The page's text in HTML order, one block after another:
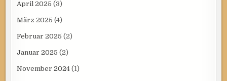
April 2025 (3)
März 2025 (4)
Februar 2025 (2)
Januar 2025 (2)
November 2024 (1)